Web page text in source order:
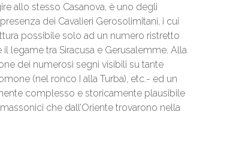
allo stesso Casanova, è uno degli
dei Cavalieri Gerosolimitani, i cui
possibile solo ad un numero ristretto
legame tra Siracusa e Gerusalemme. Alla
dei numerosi segni visibili su tante
(nel ronco I alla Turba), etc.- ed un
complesso e storicamente plausibile
che dall’Oriente trovarono nella